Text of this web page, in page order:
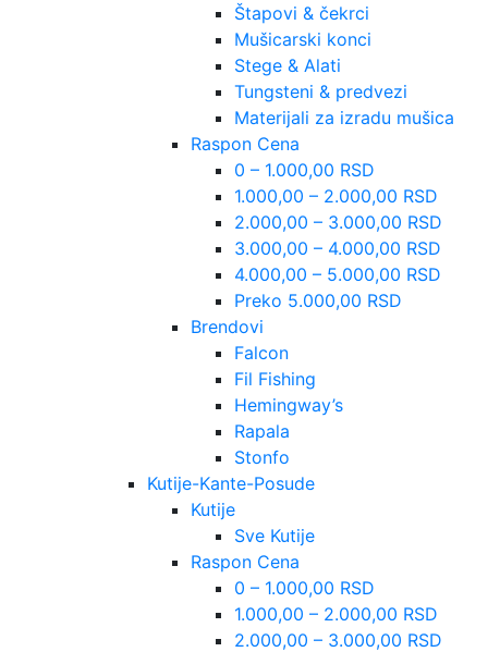
Štapovi & čekrci
Mušicarski konci
Stege & Alati
Tungsteni & predvezi
Materijali za izradu mušica
Raspon Cena
0 – 1.000,00 RSD
1.000,00 – 2.000,00 RSD
2.000,00 – 3.000,00 RSD
3.000,00 – 4.000,00 RSD
4.000,00 – 5.000,00 RSD
Preko 5.000,00 RSD
Brendovi
Falcon
Fil Fishing
Hemingway’s
Rapala
Stonfo
Kutije-Kante-Posude
Kutije
Sve Kutije
Raspon Cena
0 – 1.000,00 RSD
1.000,00 – 2.000,00 RSD
2.000,00 – 3.000,00 RSD